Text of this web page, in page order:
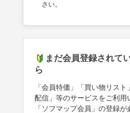
さい。
まだ会員登録されて
ら
「会員特価」「買い物リス
配信」等のサービスをご利用
「ソフマップ会員」の登録